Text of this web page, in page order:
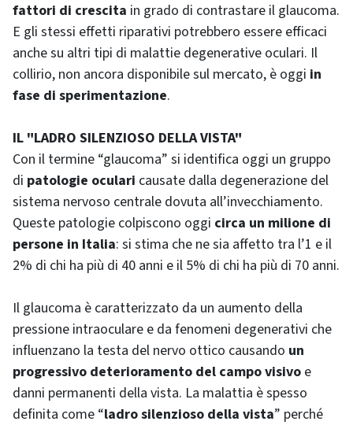
fattori di crescita in grado di contrastare il glaucoma.
E gli stessi effetti riparativi potrebbero essere efficaci
anche su altri tipi di malattie degenerative oculari. Il
collirio, non ancora disponibile sul mercato, è oggi in
fase di sperimentazione.
IL "LADRO SILENZIOSO DELLA VISTA"
Con il termine “glaucoma” si identifica oggi un gruppo
di patologie oculari causate dalla degenerazione del
sistema nervoso centrale dovuta all’invecchiamento.
Queste patologie colpiscono oggi circa un milione di
persone in Italia: si stima che ne sia affetto tra l’1 e il
2% di chi ha più di 40 anni e il 5% di chi ha più di 70 anni.
Il glaucoma è caratterizzato da un aumento della
pressione intraoculare e da fenomeni degenerativi che
influenzano la testa del nervo ottico causando un
progressivo deterioramento del campo visivo e
danni permanenti della vista. La malattia è spesso
definita come “ladro silenzioso della vista” perché